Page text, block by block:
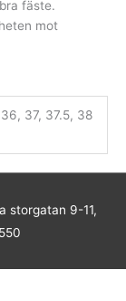
fäste.
mot
37, 37.5, 38
storgatan 9-11,